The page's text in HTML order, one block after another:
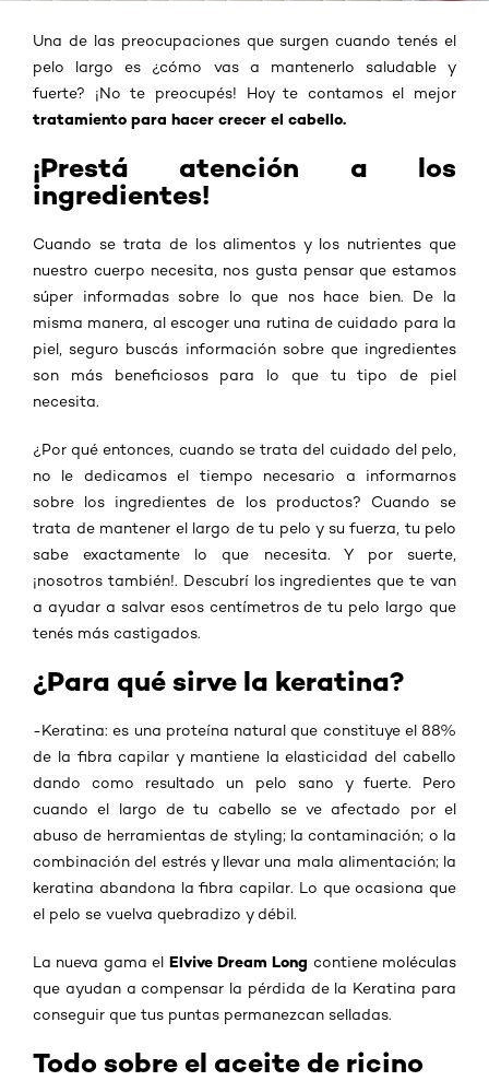
Una de las preocupaciones que surgen cuando tenés el
pelo largo es ¿cómo vas a mantenerlo saludable y
fuerte? ¡No te preocupés! Hoy te contamos el mejor
tratamiento para hacer crecer el cabello.
¡Prestá atención a los
ingredientes!
Cuando se trata de los alimentos y los nutrientes que
nuestro cuerpo necesita, nos gusta pensar que estamos
súper informadas sobre lo que nos hace bien. De la
misma manera, al escoger una rutina de cuidado para la
piel, seguro buscás información sobre que ingredientes
son más beneficiosos para lo que tu tipo de piel
necesita.
¿Por qué entonces, cuando se trata del cuidado del pelo,
no le dedicamos el tiempo necesario a informarnos
sobre los ingredientes de los productos? Cuando se
trata de mantener el largo de tu pelo y su fuerza, tu pelo
sabe exactamente lo que necesita. Y por suerte,
¡nosotros también!. Descubrí los ingredientes que te van
a ayudar a salvar esos centímetros de tu pelo largo que
tenés más castigados.
¿Para qué sirve la keratina?
-Keratina: es una proteína natural que constituye el 88%
de la fibra capilar y mantiene la elasticidad del cabello
dando como resultado un pelo sano y fuerte. Pero
cuando el largo de tu cabello se ve afectado por el
abuso de herramientas de styling; la contaminación; o la
combinación del estrés y llevar una mala alimentación; la
keratina abandona la fibra capilar. Lo que ocasiona que
el pelo se vuelva quebradizo y débil.
La nueva gama el Elvive Dream Long contiene moléculas
que ayudan a compensar la pérdida de la Keratina para
conseguir que tus puntas permanezcan selladas.
Todo sobre el aceite de ricino